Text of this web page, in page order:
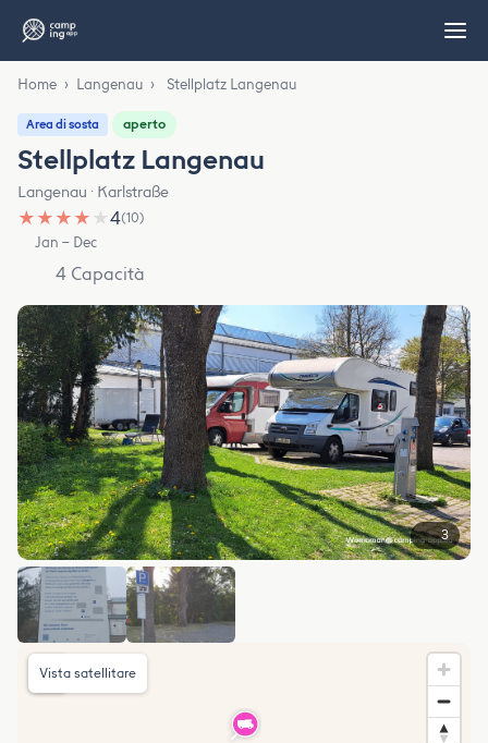
Home › Langenau › Stellplatz Langenau
Area di sosta aperto
Stellplatz Langenau
Langenau · Karlstraße
★ ★ ★ ★ ★4(10)
Jan – Dec
4 Capacità
3
Vista satellitare